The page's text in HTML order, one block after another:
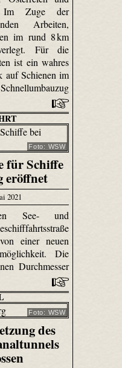
Im Zuge der
Arbeiten,
im rund 8 km
Für die
ist ein wahres
auf Schienen im
Foto: WSW
für Schiffe
eröffnet
2021
See- und
einer neuen
Die
Durchmesser
Foto: WSW
des